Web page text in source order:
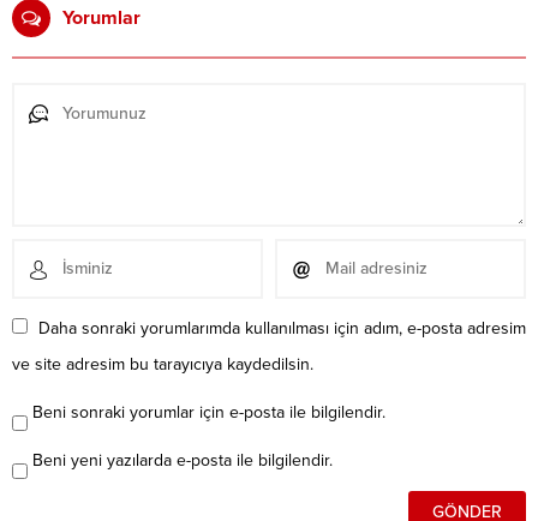
Yorumlar
Daha sonraki yorumlarımda kullanılması için adım, e-posta adresim
ve site adresim bu tarayıcıya kaydedilsin.
Beni sonraki yorumlar için e-posta ile bilgilendir.
Beni yeni yazılarda e-posta ile bilgilendir.